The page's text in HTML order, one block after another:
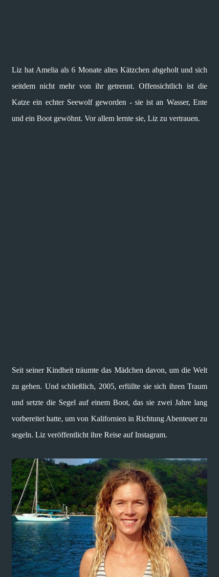
Liz hat Amelia als 6 Monate altes Kätzchen abgeholt und sich
seitdem nicht mehr von ihr getrennt. Offensichtlich ist die
Katze ein echter Seewolf geworden - sie ist an Wasser, Ente
und ein Boot gewöhnt. Vor allem lernte sie, Liz zu vertrauen.
Seit seiner Kindheit träumte das Mädchen davon, um die Welt
zu gehen. Und schließlich, 2005, erfüllte sie sich ihren Traum
und setzte die Segel auf einem Boot, das sie zwei Jahre lang
vorbereitet hatte, um von Kalifornien in Richtung Abenteuer zu
segeln. Liz veröffentlicht ihre Reise auf Instagram.